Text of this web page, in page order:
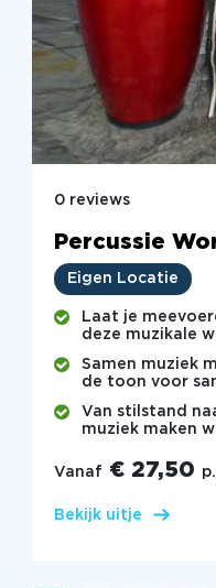
0 reviews
Percussie
Eigen Locatie
Laat je
deze muzikale
Samen muziek
de toon voor
Van stilstand
muziek maken
Vanaf € 27,50
Bekijk uitje